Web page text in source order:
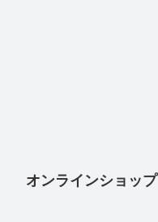
オンラインショップ